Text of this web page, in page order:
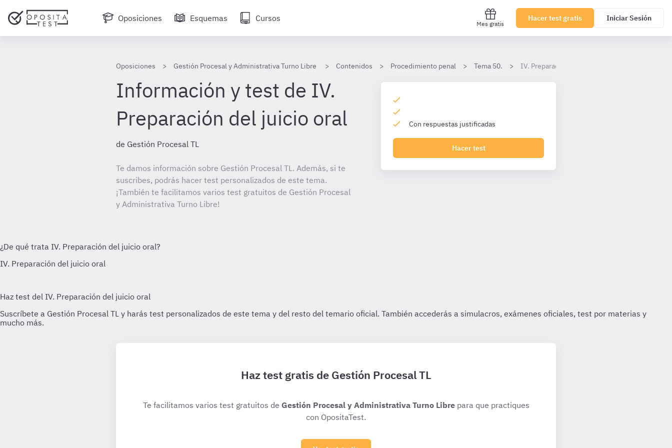
Oposiciones Esquemas Cursos
Mes gratis
Hacer test gratis Iniciar Sesión
Oposiciones Gestión Procesal y Administrativa Turno Libre Contenidos Procedimiento penal Tema 50. IV. Preparación del juicio oral
Información y test de IV.
Preparación del juicio oral
de Gestión Procesal TL
Te damos información sobre Gestión Procesal TL. Además, si te
suscribes, podrás hacer test personalizados de este tema.
¡También te facilitamos varios test gratuitos de Gestión Procesal
y Administrativa Turno Libre!
Con respuestas justificadas
Hacer test
Haz test gratis de Gestión Procesal TL
Te facilitamos varios test gratuitos de Gestión Procesal y Administrativa Turno Librepara que practiques
con OpositaTest.